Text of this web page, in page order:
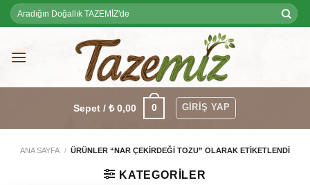
Skip
to
Ara:
Sepet / ₺0,00 0 GIRIŞ YAP
ANA SAYFA / ÜRÜNLER “NAR ÇEKIRDEĞI TOZU” OLARAK ETIKETLENDI
KATEGORILER